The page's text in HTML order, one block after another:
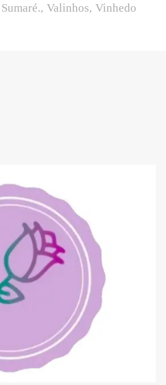
Sumaré. Valinhos Vinhedo